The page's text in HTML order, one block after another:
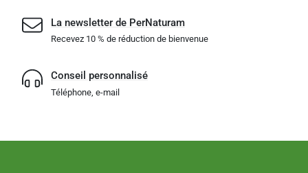
La newsletter de PerNaturam
Recevez 10 % de réduction de bienvenue
Conseil personnalisé
Téléphone, e-mail